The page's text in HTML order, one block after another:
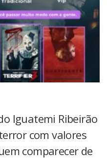
Iguatemi Ribeirão
com valores
comparecer de